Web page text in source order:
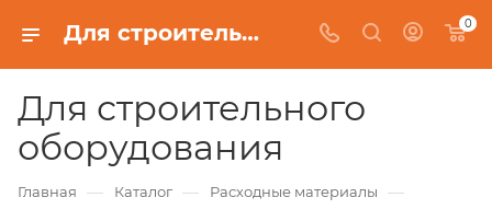
Для строительного оборудования 0
Для строительного
оборудования
Главная — Каталог — Расходные материалы —